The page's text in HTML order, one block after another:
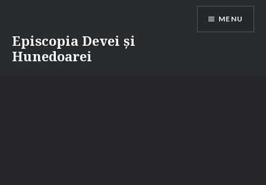
content
Episcopia Devei și
Hunedoarei
MENU